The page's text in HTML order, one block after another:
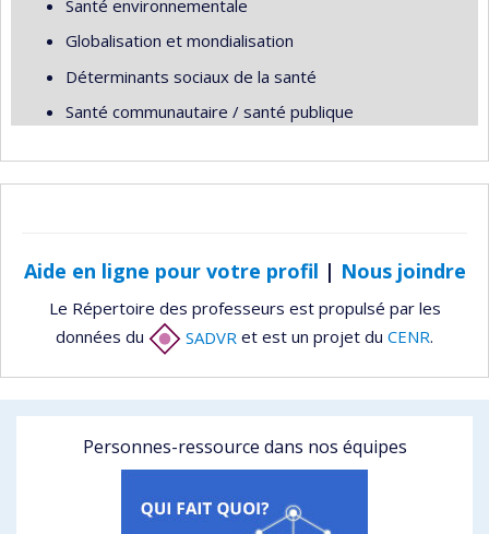
Santé environnementale
Globalisation et mondialisation
Déterminants sociaux de la santé
Santé communautaire / santé publique
Aide en ligne pour votre profil | Nous joindre
Le Répertoire des professeurs est propulsé par les
données du
SADVR et est un projet du CENR.
Personnes-ressource dans nos équipes